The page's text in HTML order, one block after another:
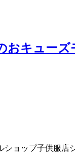
おキューズ
ショップ子供服店